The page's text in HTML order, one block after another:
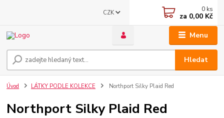
Menu
CZK
Hledat
0 ks
za 0,00 Kč
Úvod LÁTKY PODLE KOLEKCE Northport Silky Plaid Red
Northport Silky Plaid Red